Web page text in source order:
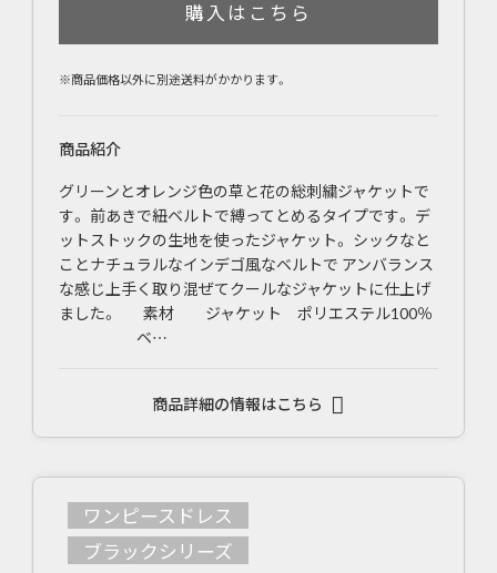
購入はこちら
※商品価格以外に別途送料がかかります。
商品紹介
グリーンとオレンジ色の草と花の総刺繍ジャケットで
す。 前あきで紐ベルトで縛ってとめるタイプです。 デ
ットストックの生地を使ったジャケット。 シックなと
ことナチュラルなインデゴ風なベルトで アンバランス
な感じ上手く取り混ぜてクールなジャケットに仕上げ
ました。 素材 ジャケット ポリエステル100％
ベ…
商品詳細の情報はこちら
ワンピースドレス
ブラックシリーズ